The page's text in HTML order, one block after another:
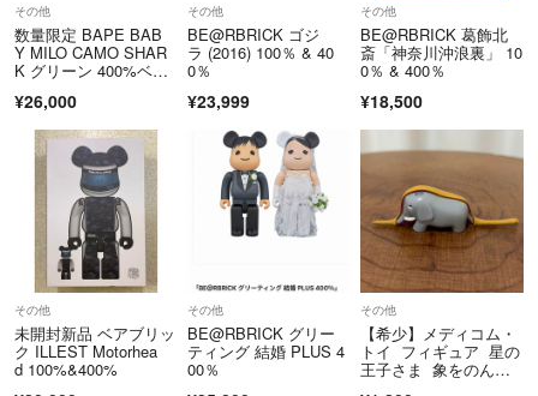
その他
数量限定 BAPE BAB
Y MILO CAMO SHAR
K グリーン 400%ベア
¥26,000
その他
BE@RBRICK ゴジ
ラ (2016) 100％ & 40
0％
¥23,999
その他
BE@RBRICK 葛飾北
斎「神奈川沖浪裏」 10
0％ & 400％
¥18,500
その他
未開封新品 ベアブリッ
ク ILLEST Motorhea
d 100%&400%
その他
BE@RBRICK グリー
ティング 結婚 PLUS 4
00％
その他
【希少】メディコム・
トイ フィギュア 星の
王子さま 象をのんだ